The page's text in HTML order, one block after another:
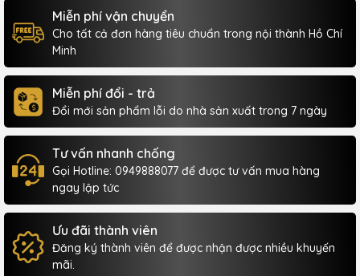
Miễn phí vận chuyển
Cho tất cả đơn hàng tiêu chuẩn trong nội thành Hồ Chí
Minh
Miễn phí đổi - trả
Đổi mới sản phẩm lỗi do nhà sản xuất trong 7 ngày
Tư vấn nhanh chống
Gọi Hotline: 0949888077 để được tư vấn mua hàng
ngay lập tức
Ưu đãi thành viên
Đăng ký thành viên để được nhận được nhiều khuyến
mãi.